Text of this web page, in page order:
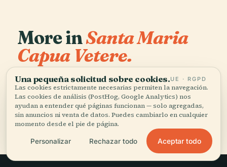
More inSanta Maria
Capua Vetere.
3 lugares por descubrir — unos cuantos que merece la
pena combinar.
PLACE
Anfiteatro de
Capua
PLACE
Capua
PLACE
Casa de los
Jardines
Una pequeña solicitud sobre cookies.UE · RGPD
Las cookies estrictamente necesarias permiten la navegación.
Las cookies de análisis (PostHog, Google Analytics) nos
ayudan a entender qué páginas funcionan — solo agregadas,
sin anuncios ni venta de datos. Puedes cambiarlo en cualquier
momento desde el pie de página.
Personalizar Rechazar todo Aceptar todo